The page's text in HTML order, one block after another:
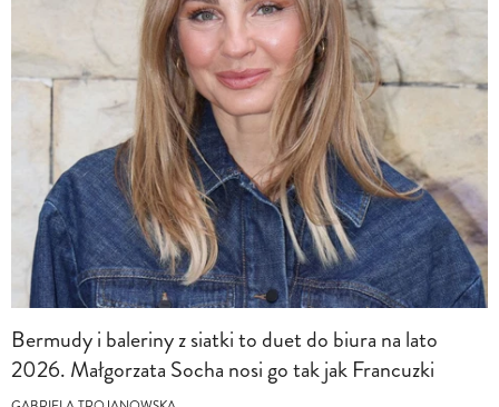
Bermudy i baleriny z siatki to duet do biura na lato
2026. Małgorzata Socha nosi go tak jak Francuzki